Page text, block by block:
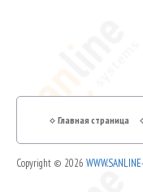
Главная страница
Copyright © 2026